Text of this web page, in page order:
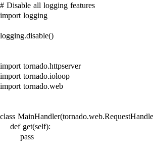
# Disable all logging features
import logging
logging.disable()
import tornado.httpserver
import tornado.ioloop
import tornado.web
class
    def get(self):
        pass